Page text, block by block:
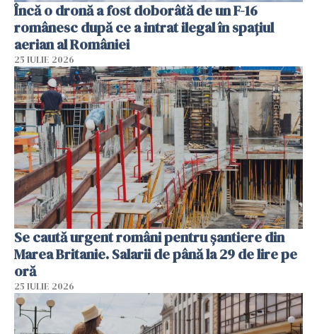
Încă o dronă a fost doborâtă de un F-16
românesc după ce a intrat ilegal în spațiul
aerian al României
25 IULIE 2026
Se caută urgent români pentru șantiere din
Marea Britanie. Salarii de până la 29 de lire pe
oră
25 IULIE 2026